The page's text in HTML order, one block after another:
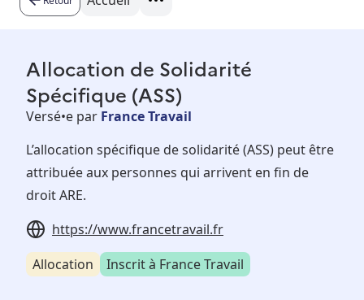
Allocation de Solidarité
Spécifique (ASS)
Versé•e par France Travail
L’allocation spécifique de solidarité (ASS) peut être
attribuée aux personnes qui arrivent en fin de
droit ARE.
https://www.francetravail.fr
Allocation
Inscrit à France Travail